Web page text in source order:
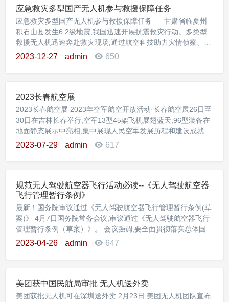
应急救灾多型国产无人机参与救援保障任务
应急救灾多型国产无人机参与救援保障任务 甘肃省临夏州
积石山县发生6.2级地震,我国迅速开展抗震救灾行动。多类型
救援无人机迅速奔赴救灾现场,通过航空科技助力灾情侦察、引
导地面搜救、应急通信保障…… 翼龙-2H应急救灾型无人
2023-12-27 admin 650
2023长春航空展
2023长春航空展 2023年空军航空开放活动·长春航空展26日至
30日在吉林长春举行,空军13型45架飞机展翅蓝天,96型装备在
地面静态展示中亮相,集中展现人民空军发展历程和建设成就。
7月27日,“天之翼”飞行表演队进行飞行表演。当日,2023年空军
军航空开放活动·长春航空展的一大亮点,一场由2023架无人机
2023-07-29 admin 617
规范无人驾驶航空器飞行活动必读--《无人驾驶航空器
飞行管理暂行条例》
最新！国务院审议通过《无人驾驶航空器飞行管理暂行条例(草
案)》 4月7日国务院常务会议,审议通过《无人驾驶航空器飞行
管理暂行条例（草案）》。 会议强调,要全面贯彻落实总体国家
安全观,统筹发展和安全,以实施《条例》为契机,规范无人驾驶
维护航空安全、公共安全、国家安全。 坚持安全为本,着眼生产
2023-04-26 admin 647
美团获中国民航局审批 无人机送外卖
美团获批无人机可在深圳送外卖 2月23日,美团无人机团队宣布